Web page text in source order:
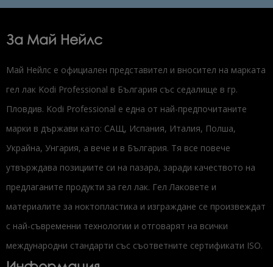
За Май Нейлс
Май Нейлс е официален представител и вносител на марката
гел лак Kodi Professional в България със седалище в гр.
Пловдив. Kodi Professional е една от най-предпочитаните
марки в държави като: САЩ, Испания, Италия, Полша,
Украйна, Унгария, а вече и в България. Тя все повече
утвърждава позициите си на пазара, заради качеството на
предлаганите продукти за гел лак. Гел Лаковете и
материалите за ноктопластика и изграждане се произвеждат
с най-съвременни технологии и отговарят на всички
международни стандарти със съответните сертификати ISO.